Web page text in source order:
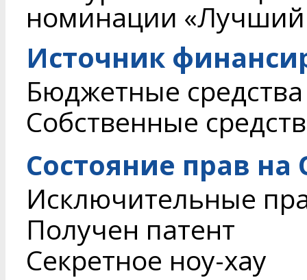
номинации
Источник
Бюджетные средства
Собственные
Состояние прав на
Исключительные
Получен патент
Секретное ноу-хау